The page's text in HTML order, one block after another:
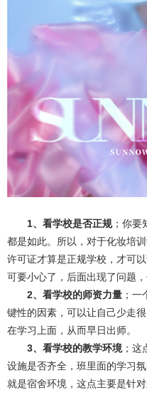
1、看学校是否正规；你要
都是如此。所以，对于化妆培
许可证才算是正规学校，才可
可要小心了，后面出现了问题
2、看学校的师资力量 ；
键性的因素，可以让自己少走
在学习上面，从而早日出师。
3、看学校的教学环境 ；
设施是否齐全，班里面的学习
就是宿舍环境，这点主要是针